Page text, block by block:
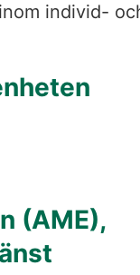
individ-
(AME),